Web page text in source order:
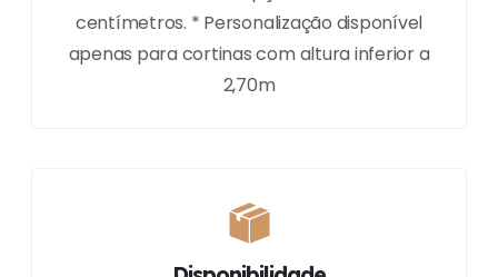
centímetros. * Personalização disponível
apenas para cortinas com altura inferior a
2,70m